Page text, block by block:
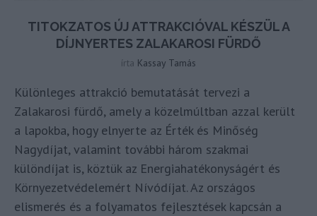
TITOKZATOS ÚJ ATTRAKCIÓVAL KÉSZÜL A
DÍJNYERTES ZALAKAROSI FÜRDŐ
írta Kassay Tamás
Különleges attrakció bemutatását tervezi a
Zalakarosi fürdő, amely a közelmúltban azzal került
a lapokba, hogy elnyerte az Érték és Minőség
Nagydíjat, valamint további három szakmai
különdíjat is, köztük az Energiahatékonyságért és
Környezetvédelemért Nívódíjat. Az országos
elismerés és a folyamatos fejlesztések kapcsán a